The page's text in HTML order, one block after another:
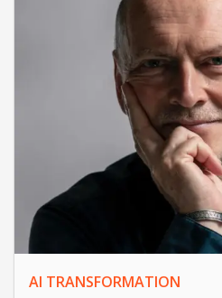
AI TRANSFORMATION